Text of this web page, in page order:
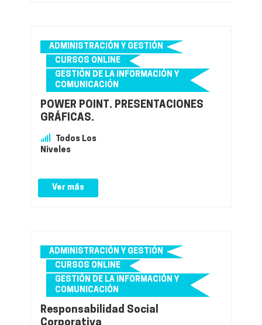
ADMINISTRACIÓN Y GESTIÓN
CURSOS ONLINE
GESTIÓN DE LA INFORMACIÓN Y
COMUNICACIÓN
POWER POINT. PRESENTACIONES
GRÁFICAS.
Todos Los
Niveles
Ver más
ADMINISTRACIÓN Y GESTIÓN
CURSOS ONLINE
GESTIÓN DE LA INFORMACIÓN Y
COMUNICACIÓN
Responsabilidad Social